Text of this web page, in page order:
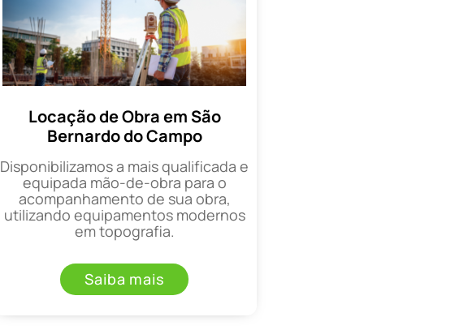
Locação de Obra em São
Bernardo do Campo
Disponibilizamos a mais qualificada e
equipada mão-de-obra para o
acompanhamento de sua obra,
utilizando equipamentos modernos
em topografia.
Saiba mais